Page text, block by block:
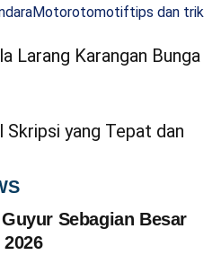
Motorotomotiftips dan trik
Larang Karangan Bunga
yang Tepat dan
Sebagian Besar